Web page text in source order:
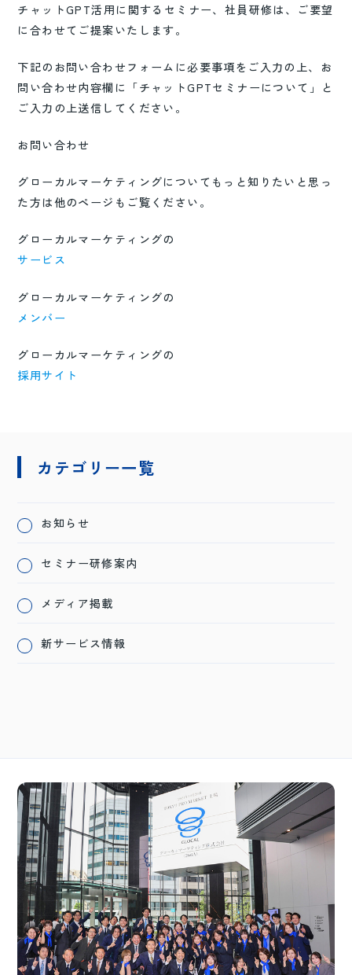
チャットGPT活用に関するセミナー、社員研修は、ご要望
に合わせてご提案いたします。
下記のお問い合わせフォームに必要事項をご入力の上、お
問い合わせ内容欄に「チャットGPTセミナーについて」と
ご入力の上送信してください。
お問い合わせ
グローカルマーケティングについてもっと知りたいと思っ
た方は他のページもご覧ください。
グローカルマーケティングの
サービス
グローカルマーケティングの
メンバー
グローカルマーケティングの
採用サイト
カテゴリー一覧
お知らせ
セミナー研修案内
メディア掲載
新サービス情報